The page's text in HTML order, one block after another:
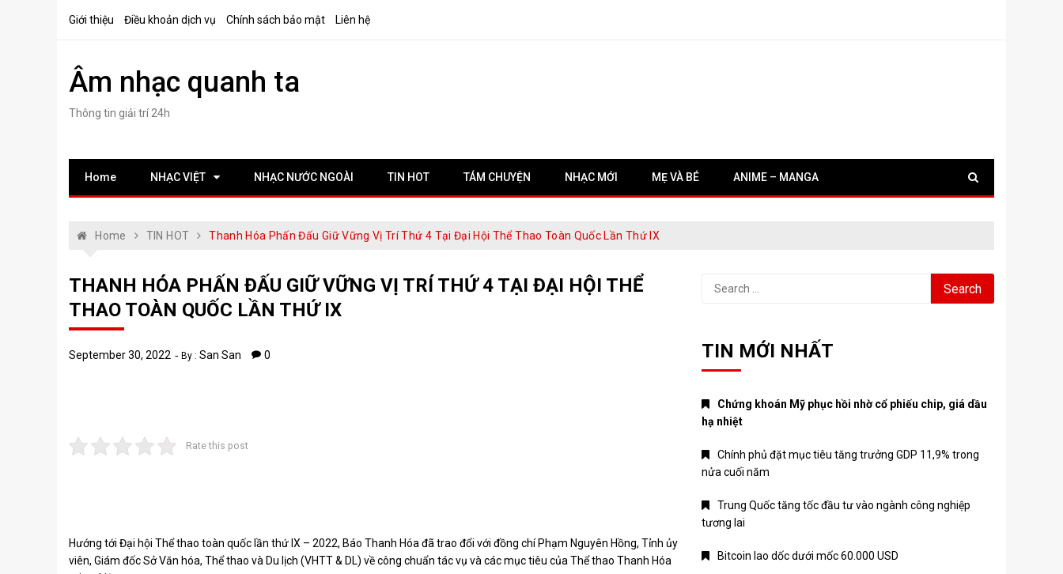
Giới thiệu Điều khoản dịch vụ Chính sách bảo mật Liên hệ
Âm nhạc quanh ta
Thông tin giải trí 24h
Home NHẠC VIỆT NHẠC NƯỚC NGOÀI TIN HOT TÁM CHUYỆN NHẠC MỚI MẸ VÀ BÉ ANIME – MANGA
Home TIN HOT Thanh Hóa Phấn Đấu Giữ Vững Vị Trí Thứ 4 Tại Đại Hội Thể Thao Toàn Quốc Lần Thứ IX
THANH HÓA PHẤN ĐẤU GIỮ VỮNG VỊ TRÍ THỨ 4 TẠI ĐẠI HỘI THỂ
THAO TOÀN QUỐC LẦN THỨ IX
September 30, 2022 By : San San 0
Rate this post
Hướng tới Đại hội Thể thao toàn quốc lần thứ IX – 2022, Báo Thanh Hóa đã trao đổi với đồng chí Phạm Nguyên Hồng, Tỉnh ủy
viên, Giám đốc Sở Văn hóa, Thể thao và Du lịch (VHTT & DL) về công chuẩn tác vụ và các mục tiêu của Thể thao Thanh Hóa
Search
TIN MỚI NHẤT
Chứng khoán Mỹ phục hồi nhờ cổ phiếu chip, giá dầu
hạ nhiệt
Chính phủ đặt mục tiêu tăng trưởng GDP 11,9% trong
nửa cuối năm
Trung Quốc tăng tốc đầu tư vào ngành công nghiệp
tương lai
Bitcoin lao dốc dưới mốc 60.000 USD